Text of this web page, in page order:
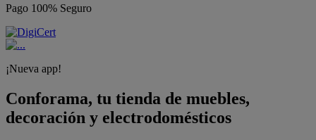
Pago 100% Seguro
¡Nueva app!
Conforama, tu tienda de muebles,
decoración y electrodomésticos